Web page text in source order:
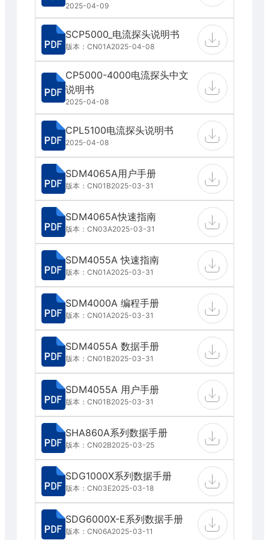
2025-04-09
SCP5000_电流探头说明书
版本：CN01A2025-04-08
CP5000-4000电流探头中文
说明书
2025-04-08
CPL5100电流探头说明书
2025-04-08
SDM4065A用户手册
版本：CN01B2025-03-31
SDM4065A快速指南
版本：CN03A2025-03-31
SDM4055A 快速指南
版本：CN01A2025-03-31
SDM4000A 编程手册
版本：CN01A2025-03-31
SDM4055A 数据手册
版本：CN01B2025-03-31
SDM4055A 用户手册
版本：CN01B2025-03-31
SHA860A系列数据手册
版本：CN02B2025-03-25
SDG1000X系列数据手册
版本：CN03E2025-03-18
SDG6000X-E系列数据手册
版本：CN06A2025-03-11